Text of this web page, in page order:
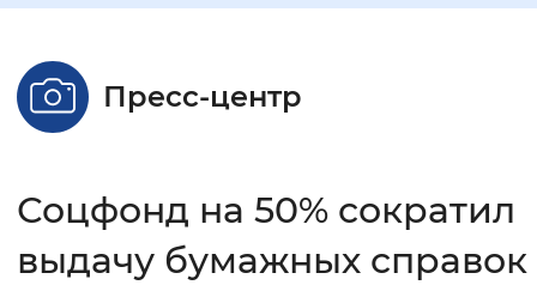
Размер шрифта
Шрифт
Без засечек
Пресс-центр
Соцфонд на 50% сократил
выдачу бумажных справок